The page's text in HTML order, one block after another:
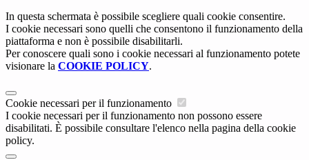
In questa schermata è possibile scegliere quali cookie consentire.
I cookie necessari sono quelli che consentono il funzionamento della
piattaforma e non è possibile disabilitarli.
Per conoscere quali sono i cookie necessari al funzionamento potete
visionare la COOKIE POLICY.
Cookie necessari per il funzionamento
I cookie necessari per il funzionamento non possono essere
disabilitati. È possibile consultare l'elenco nella pagina della cookie
policy.